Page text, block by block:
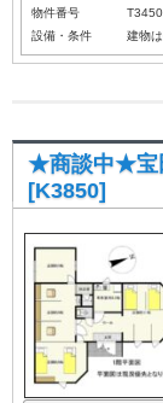
物件番号
T3450
設備・条件
建物
★商談中★宝
[K3850]